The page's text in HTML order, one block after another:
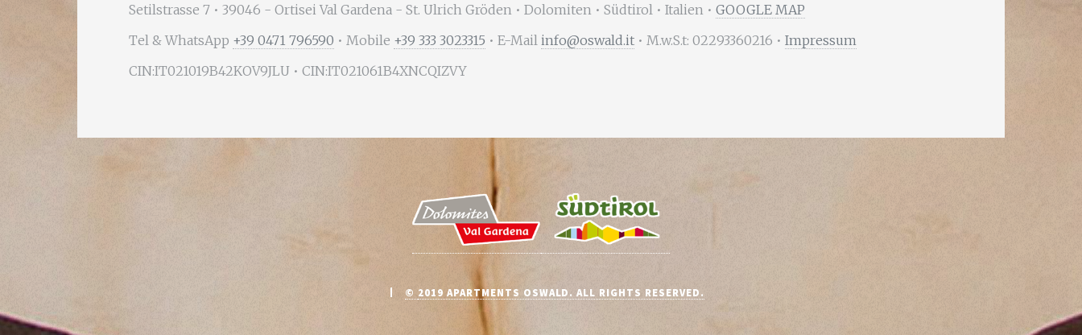
Setilstrasse 7 • 39046 - Ortisei Val Gardena - St. Ulrich Gröden • Dolomiten • Südtirol • Italien • GOOGLE MAP
Tel & WhatsApp +39 0471 796590 • Mobile +39 333 3023315 • E-Mail info@oswald.it • M.w.S.t: 02293360216 • Impressum
CIN:IT021019B42KOV9JLU • CIN:IT021061B4XNCQIZVY
© 2019 APARTMENTS OSWALD. ALL RIGHTS RESERVED.